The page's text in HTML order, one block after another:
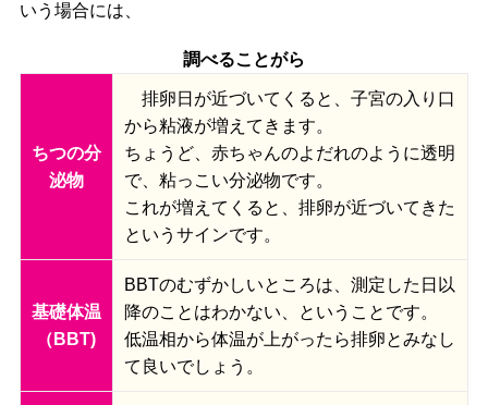
いう場合には、
調べることがら
ちつの分
泌物
排卵日が近づいてくると、子宮の入り口
から粘液が増えてきます。
ちょうど、赤ちゃんのよだれのように透明
で、粘っこい分泌物です。
これが増えてくると、排卵が近づいてきた
というサインです。
基礎体温
（BBT)
BBTのむずかしいところは、測定した日以
降のことはわかない、ということです。
低温相から体温が上がったら排卵とみなし
て良いでしょう。